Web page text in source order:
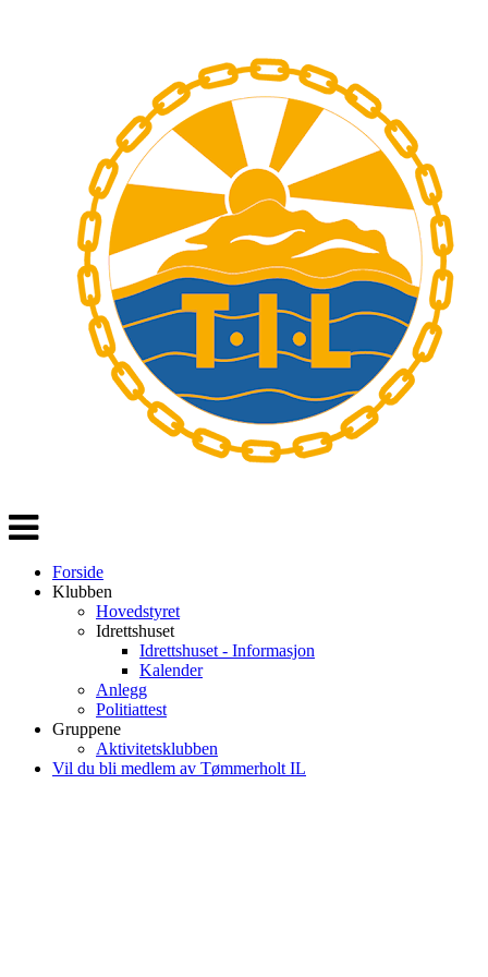
Veksle
navigasjon
Forside
Klubben
Hovedstyret
Idrettshuset
Idrettshuset - Informasjon
Kalender
Anlegg
Politiattest
Gruppene
Aktivitetsklubben
Vil du bli medlem av Tømmerholt IL